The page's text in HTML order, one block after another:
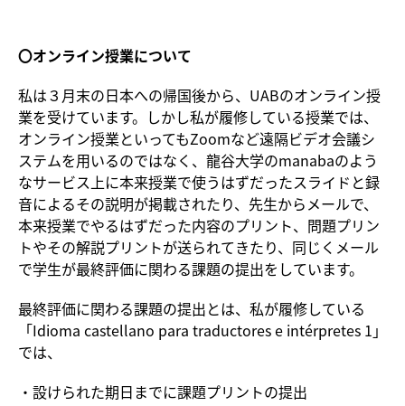
〇オンライン授業について
私は３月末の日本への帰国後から、UABのオンライン授
業を受けています。しかし私が履修している授業では、
オンライン授業といってもZoomなど遠隔ビデオ会議シ
ステムを用いるのではなく、龍谷大学のmanabaのよう
なサービス上に本来授業で使うはずだったスライドと録
音によるその説明が掲載されたり、先生からメールで、
本来授業でやるはずだった内容のプリント、問題プリン
トやその解説プリントが送られてきたり、同じくメール
で学生が最終評価に関わる課題の提出をしています。
最終評価に関わる課題の提出とは、私が履修している
「Idioma castellano para traductores e intérpretes 1」
では、
・設けられた期日までに課題プリントの提出